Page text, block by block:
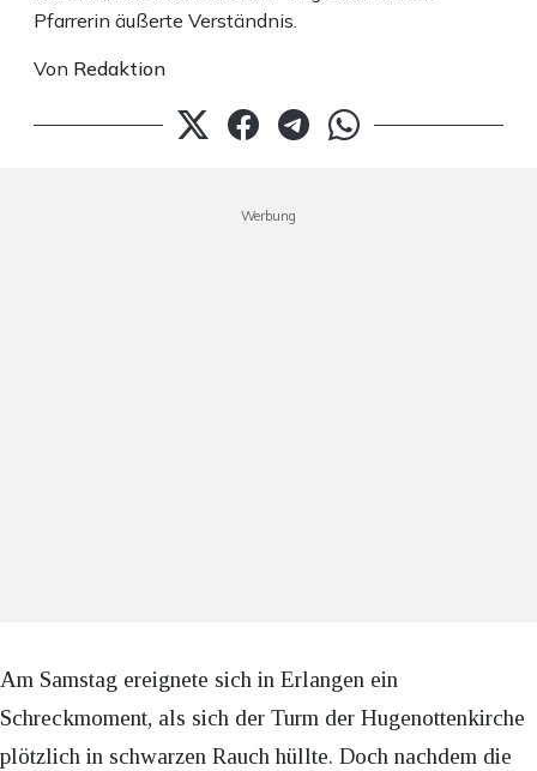
Pfarrerin äußerte Verständnis.
Von Redaktion
Werbung
Am Samstag ereignete sich in Erlangen ein
Schreckmoment, als sich der Turm der Hugenottenkirche
plötzlich in schwarzen Rauch hüllte. Doch nachdem die